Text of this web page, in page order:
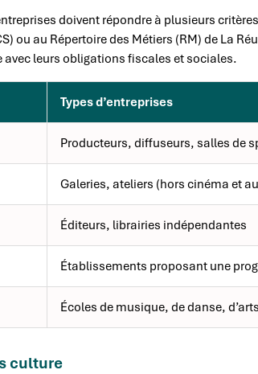
doivent répondre à plusieurs
ou au Répertoire des Métiers (RM) de La
avec leurs obligations fiscales et sociales.
Types d’entreprises
Producteurs, diffuseurs, salles de
Galeries, ateliers (hors cinéma et
Éditeurs, librairies indépendantes
Établissements proposant une
Écoles de musique, de danse,
culture